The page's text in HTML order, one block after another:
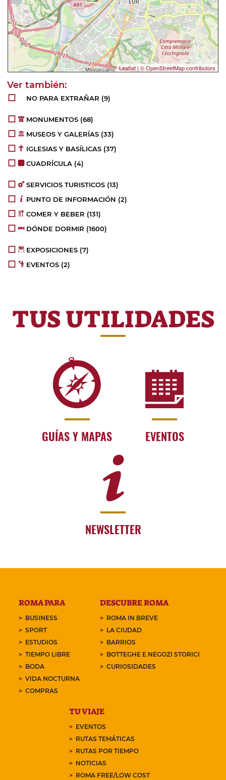
Leaflet | © OpenStreetMap contributors
NO PARA EXTRAÑAR (9)
MONUMENTOS (68)
MUSEOS Y GALERÍAS (33)
IGLESIAS Y BASÍLICAS (37)
CUADRÍCULA (4)
SERVICIOS TURISTICOS (13)
PUNTO DE INFORMACIÓN (2)
COMER Y BEBER (131)
DÓNDE DORMIR (1600)
EXPOSICIONES (7)
EVENTOS (2)
TUS UTILIDADES
GUÍAS Y MAPAS EVENTOS
NEWSLETTER
ROMA PARA
BUSINESS
SPORT
ESTUDIOS
TIEMPO LIBRE
BODA
VIDA NOCTURNA
COMPRAS
DESCUBRE ROMA
ROMA IN BREVE
LA CIUDAD
BARRIOS
BOTTEGHE E NEGOZI STORICI
CURIOSIDADES
TU VIAJE
EVENTOS
RUTAS TEMÁTICAS
RUTAS POR TIEMPO
NOTICIAS
ROMA FREE/LOW COST